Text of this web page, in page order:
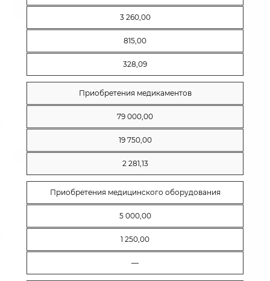
3 260,00
815,00
328,09
Приобретения медикаментов
79 000,00
19 750,00
2 281,13
Приобретения медицинского оборудования
5 000,00
1 250,00
—